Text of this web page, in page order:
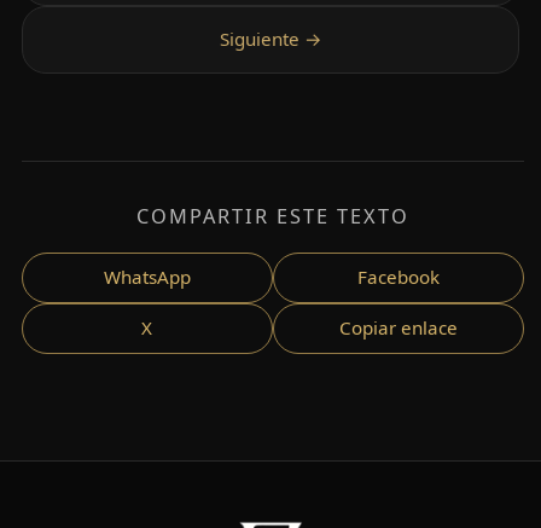
COMPARTIR ESTE TEXTO
WhatsApp Facebook
X Copiar enlace